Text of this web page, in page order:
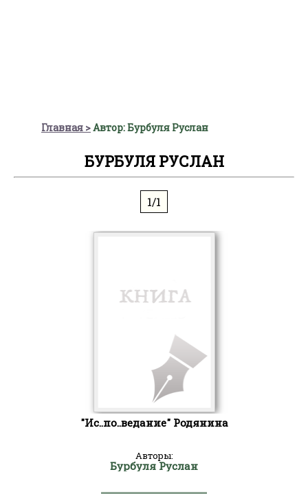
Главная Автор: Бурбуля Руслан
БУРБУЛЯ РУСЛАН
1/1
"Ис..по..ведание" Родянина
Авторы:
Бурбуля Руслан